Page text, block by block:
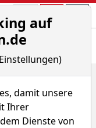
Aktien- und
Renditedreieck
Aktie
auf
damit unsere
Ihrer
Dienste von